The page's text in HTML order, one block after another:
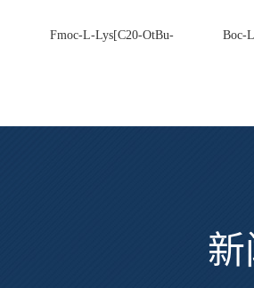
Fmoc-L-Lys[C20-OtBu-
Boc-